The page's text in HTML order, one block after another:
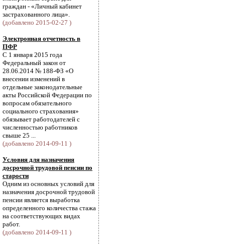
граждан - «Личный кабинет
застрахованного лица».
(добавлено 2015-02-27 )
Электронная отчетность в
ПФР
С 1 января 2015 года
Федеральный закон от
28.06.2014 № 188-ФЗ «О
внесении изменений в
отдельные законодательные
акты Российской Федерации по
вопросам обязательного
социального страхования»
обязывает работодателей с
численностью работников
свыше 25 ...
(добавлено 2014-09-11 )
Условия для назначения
досрочной трудовой пенсии по
старости
Одним из основных условий для
назначения досрочной трудовой
пенсии является выработка
определенного количества стажа
на соответствующих видах
работ.
(добавлено 2014-09-11 )